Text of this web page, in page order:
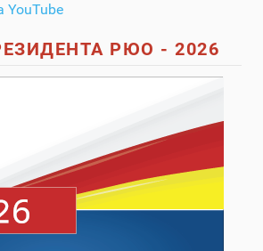
YouTube
РЮО - 2026